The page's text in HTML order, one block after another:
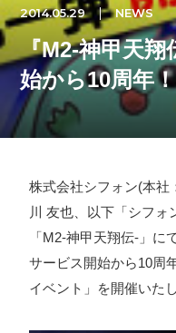
文化
採用情報
お知らせ
ハッシ
2014.05.29 NEWS
『M2-神甲天翔
始から10周年！
株式会社シフォン(本社
川 友也、以下「シフォ
「M2-神甲天翔伝-」に
サービス開始から10周
イベント」を開催いた